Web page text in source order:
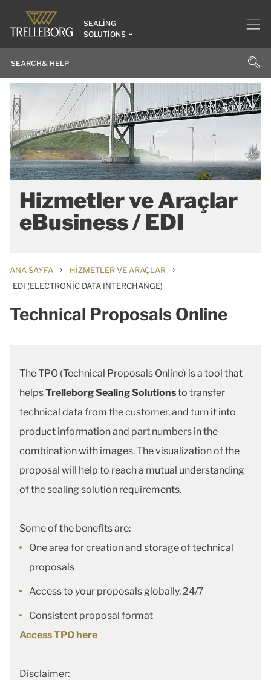
SEALING
SOLUTIONS
Hizmetler ve Araçlar
eBusiness / EDI
ANA SAYFA › HIZMETLER VE ARAÇLAR ›
EDI (ELECTRONIC DATA INTERCHANGE)
Technical Proposals Online
The TPO (Technical Proposals Online) is a tool that
helpsTrelleborg Sealing Solutionsto transfer
technical data from the customer, and turn it into
product information and part numbers in the
combination with images. The visualization of the
proposal will help to reach a mutual understanding
of the sealing solution requirements.
Some of the benefits are:
One area for creation and storage of technical
proposals
Access to your proposals globally, 24/7
Consistent proposal format
Access TPO here
Disclaimer: